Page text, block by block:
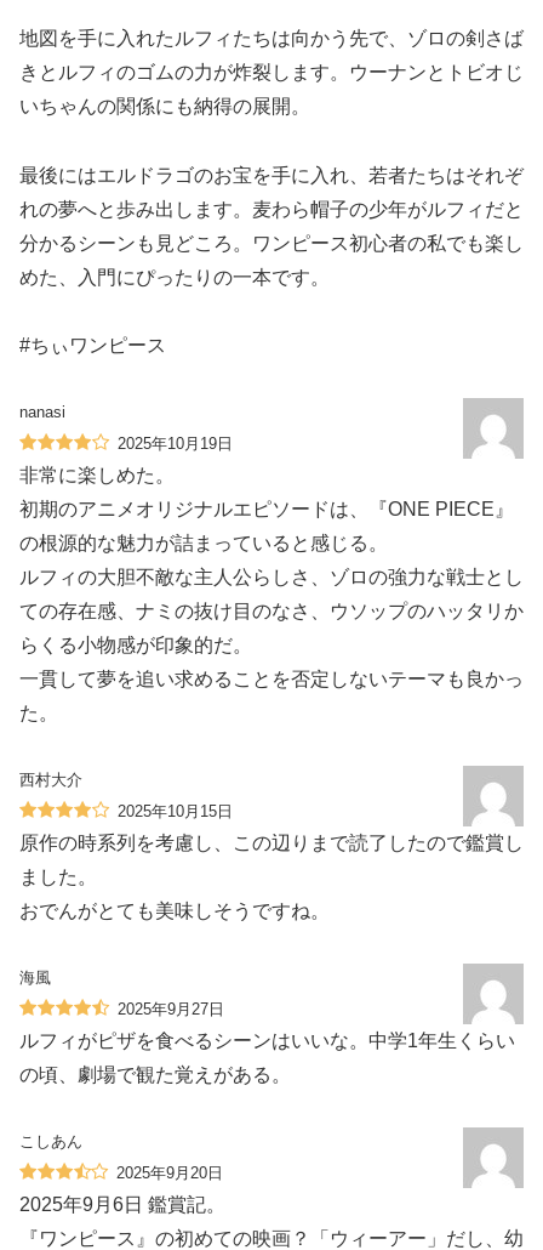
地図を手に入れたルフィたちは向かう先で、ゾロの剣さば
きとルフィのゴムの力が炸裂します。ウーナンとトビオじ
いちゃんの関係にも納得の展開。
最後にはエルドラゴのお宝を手に入れ、若者たちはそれぞ
れの夢へと歩み出します。麦わら帽子の少年がルフィだと
分かるシーンも見どころ。ワンピース初心者の私でも楽し
めた、入門にぴったりの一本です。
#ちぃワンピース
nanasi
2025年10月19日
非常に楽しめた。
初期のアニメオリジナルエピソードは、『ONE PIECE』
の根源的な魅力が詰まっていると感じる。
ルフィの大胆不敵な主人公らしさ、ゾロの強力な戦士とし
ての存在感、ナミの抜け目のなさ、ウソップのハッタリか
らくる小物感が印象的だ。
一貫して夢を追い求めることを否定しないテーマも良かっ
た。
西村大介
2025年10月15日
原作の時系列を考慮し、この辺りまで読了したので鑑賞し
ました。
おでんがとても美味しそうですね。
海風
2025年9月27日
ルフィがピザを食べるシーンはいいな。中学1年生くらい
の頃、劇場で観た覚えがある。
こしあん
2025年9月20日
2025年9月6日 鑑賞記。
『ワンピース』の初めての映画？「ウィーアー」だし、幼